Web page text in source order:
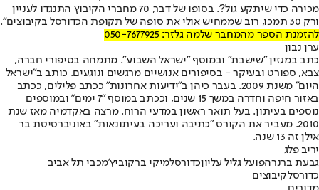
מכירה כדי שיתקע גול?'. בסופו של דבר, 70 מחברי הקיבוץ התנגדו לעניין
ורק 30 תמכו, רוב שממחיש אולי את סופה של תקופת הכדורסל בקיבוצים".
להזמנת הספר מהמחבר שלמה גלזר: 050-7677925
ערן נבון
כתב במגזין "שישבת" ובמוסף "ישראל השבוע". מתמחה בסיפורי חברה,
צבא, ספורט ובעיקר - בסיפורים אנושיים מרגשים ונוגעים. כותב ב"ישראל
היום" משנת 2009. בעבר כיהן ב"ידיעות אחרונות" ככתב פלילים, ככתב
באזור חיפה וחדרה במשך 15 שנים, וככתב במוסף "7 ימים" ובמוספים
נוספים בעיתון. בעל תואר ראשון במדעי הרוח. מרצה באקדמיה מאז שנת
2010. מעביר את הקורס "כתיבה ועריכה בעיתונאות" באוניברסיטת בר
אילן זה 13 שנה.
יריב פלג
גבעת ברנרהפועל גליל עליוןכדורסלמיקי ברקוביץ'מכבי תל אביב
כדורסלקיבוצים